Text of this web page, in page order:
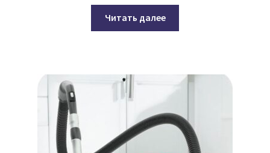
Читать далее